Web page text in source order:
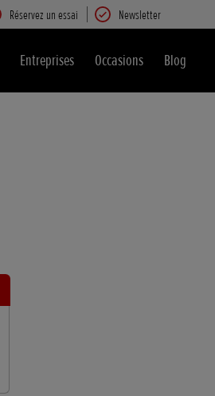
Entreprises Occasions Blog
Réservez un essai Newsletter